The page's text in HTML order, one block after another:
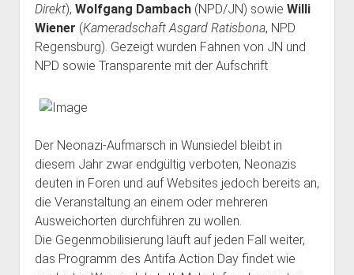
Direkt), Wolfgang Dambach(NPD/JN) sowie Willi
Wiener (Kameradschaft Asgard Ratisbona, NPD
Regensburg). Gezeigt wurden Fahnen von JN und
NPD sowie Transparente mit der Aufschrift
Der Neonazi-Aufmarsch in Wunsiedel bleibt in
diesem Jahr zwar endgültig verboten, Neonazis
deuten in Foren und auf Websites jedoch bereits an,
die Veranstaltung an einem oder mehreren
Ausweichorten durchführen zu wollen.
Die Gegenmobilisierung läuft auf jeden Fall weiter,
das Programm des Antifa Action Day findet wie